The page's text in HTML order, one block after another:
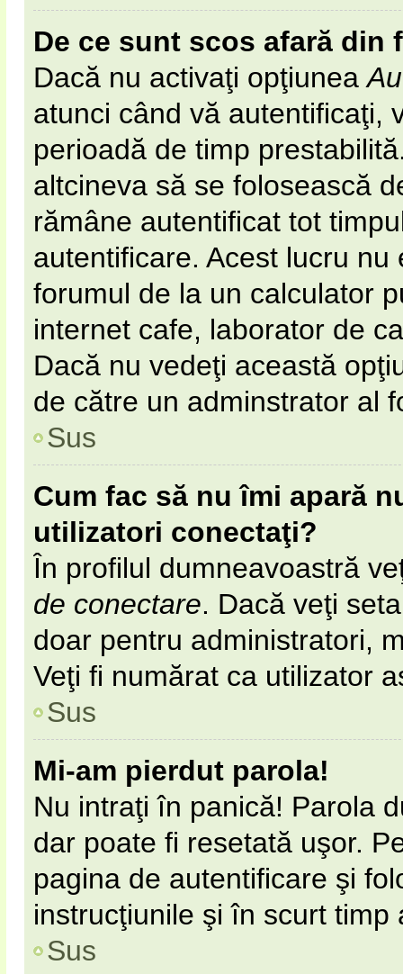
De ce sunt scos afară din
Dacă nu activaţi opţiunea
atunci când vă autentificaţi,
perioadă de timp
altcineva să se folosească
rămâne autentificat tot
autentificare. Acest lucru
forumul de la un calculator
internet cafe, laborator de
Dacă nu vedeţi această
de către un adminstrator al
Sus
Cum fac să nu îmi apară
utilizatori conectaţi?
În profilul dumneavoastră
de conectare. Dacă veţi
doar pentru administratori,
Veţi fi numărat ca utilizator
Sus
Mi-am pierdut parola!
Nu intraţi în panică! Parola
dar poate fi resetată uşor.
pagina de autentificare şi
instrucţiunile şi în scurt
Sus